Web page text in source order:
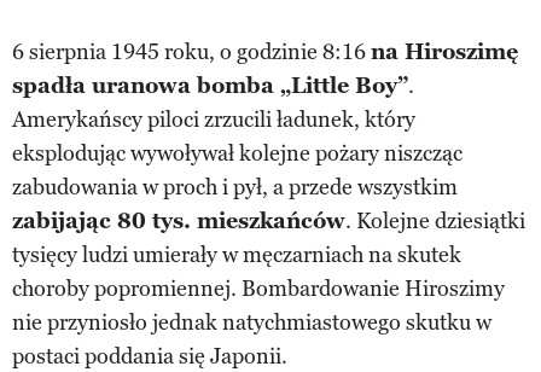
6 sierpnia 1945 roku, o godzinie 8:16na Hiroszimę
spadła uranowa bomba „Little Boy”.
Amerykańscy piloci zrzucili ładunek, który
eksplodując wywoływał kolejne pożary niszcząc
zabudowania w proch i pył, a przede wszystkim
zabijając 80 tys. mieszkańców. Kolejne dziesiątki
tysięcy ludzi umierały w męczarniach na skutek
choroby popromiennej. Bombardowanie Hiroszimy
nie przyniosło jednak natychmiastowego skutku w
postaci poddania się Japonii.